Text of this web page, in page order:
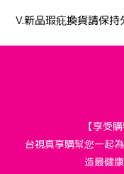
V.新品瑕疪換貨請保
【享受
台視真享購幫您一起
造最健